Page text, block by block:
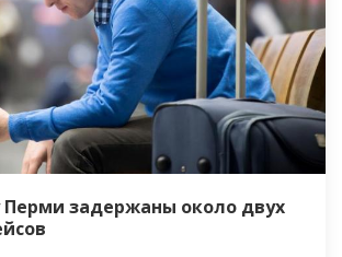
Перми задержаны около двух